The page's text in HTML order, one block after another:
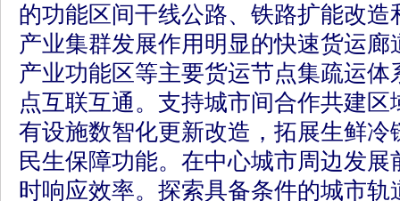
的功能区间干线公路、铁路扩能改
产业集群发展作用明显的快速货运
产业功能区等主要货运节点集疏运
点互联互通。支持城市间合作共建
有设施数智化更新改造，拓展生鲜冷
民生保障功能。在中心城市周边发
时响应效率。探索具备条件的城市